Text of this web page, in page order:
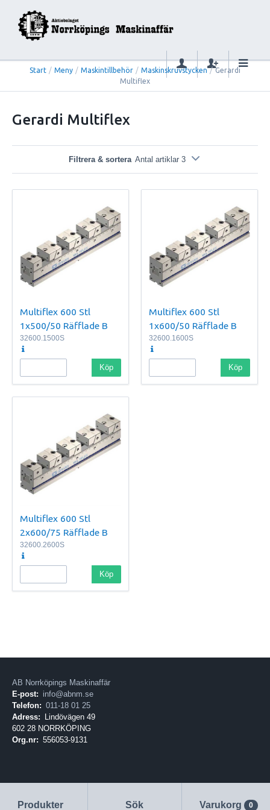
Produkter Sök Varukorg 0
Start / Meny / Maskintillbehör / Maskinskruvstycken / Gerardi
Multiflex
Gerardi Multiflex
Filtrera & sortera Antal artiklar 3
Multiflex 600 Stl
1x500/50 Räfflade B
32600.1500S
Köp
Multiflex 600 Stl
1x600/50 Räfflade B
32600.1600S
Köp
Multiflex 600 Stl
2x600/75 Räfflade B
32600.2600S
Köp
AB Norrköpings Maskinaffär
E-post: info@abnm.se
Telefon: 011-18 01 25
Adress:
Lindövägen 49
602 28 NORRKÖPING
Org.nr: 556053-9131